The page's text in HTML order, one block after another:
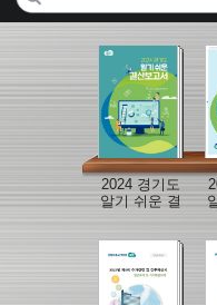
2024 경기도
알기 쉬운 결